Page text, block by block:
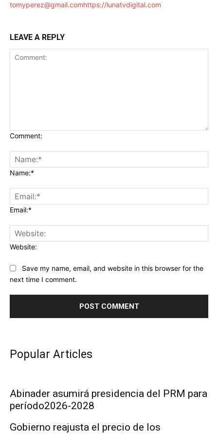
tomyperez@gmail.comhttps://lunatvdigital.com
LEAVE A REPLY
Comment:
Name:*
Email:*
Website:
Save my name, email, and website in this browser for the
next time I comment.
Popular Articles
Abinader asumirá presidencia del PRM para
período2026-2028
Gobierno reajusta el precio de los